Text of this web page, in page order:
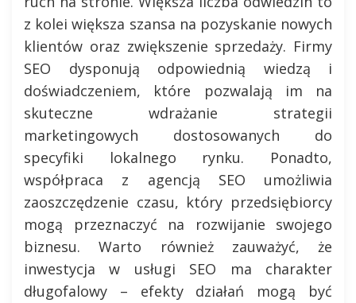
z kolei większa szansa na pozyskanie nowych
klientów oraz zwiększenie sprzedaży. Firmy
SEO dysponują odpowiednią wiedzą i
doświadczeniem, które pozwalają im na
skuteczne wdrażanie strategii
marketingowych dostosowanych do
specyfiki lokalnego rynku. Ponadto,
współpraca z agencją SEO umożliwia
zaoszczędzenie czasu, który przedsiębiorcy
mogą przeznaczyć na rozwijanie swojego
biznesu. Warto również zauważyć, że
inwestycja w usługi SEO ma charakter
długofalowy – efekty działań mogą być